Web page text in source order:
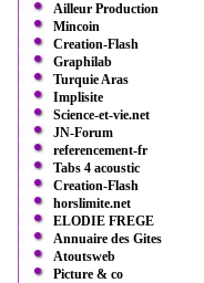
Ailleur Production
Mincoin
Creation-Flash
Graphilab
Turquie Aras
Implisite
Science-et-vie.net
JN-Forum
referencement-fr
Tabs 4 acoustic
Creation-Flash
horslimite.net
ELODIE FREGE
Annuaire des Gites
Atoutsweb
Picture & co